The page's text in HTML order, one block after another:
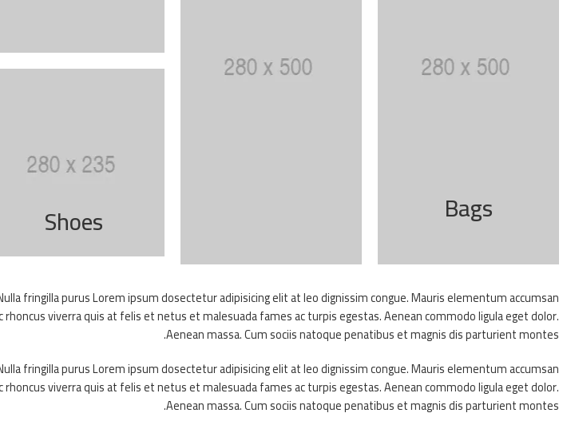
Shoes Bags
fringilla purus Lorem ipsum dosectetur adipisicing elit at leo dignissim congue. Mauris elementum accumsan
viverra quis at felis et netus et malesuada fames ac turpis egestas. Aenean commodo ligula eget dolor.
Aenean massa. Cum sociis natoque penatibus et magnis dis parturient montes.
fringilla purus Lorem ipsum dosectetur adipisicing elit at leo dignissim congue. Mauris elementum accumsan
viverra quis at felis et netus et malesuada fames ac turpis egestas. Aenean commodo ligula eget dolor.
Aenean massa. Cum sociis natoque penatibus et magnis dis parturient montes.